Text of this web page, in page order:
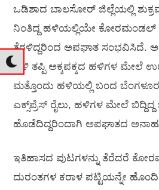
ಒಡಿಶಾದ ಬಾಲಸೋರ್ ಜಿಲ್ಲೆಯಲ್ಲಿ
ನಿಂತಿದ್ದ ಹಳಿಯಲ್ಲಿಯೇ ಕೋರಮಂಡಲ್
ತೆರಳಿದ್ದರಿಂದ ಅಪಘಾತ ಸಂಭವಿಸಿದೆ.
ಹಳಿ ತಪ್ಪಿ ಅಕ್ಕಪಕ್ಕದ ಹಳಿಗಳ ಮೇಲೆ
ಮತ್ತೊಂದು ಹಳಿಯಲ್ಲಿ ಬಂದ
ಎಕ್ಸ್‌ಪ್ರೆಸ್ ರೈಲು, ಹಳಿಗಳ ಮೇಲೆ
ಹೊಡೆದಿದ್ದರಿಂದಾಗಿ ಅಪಘಾತದ
ಇತಿಹಾಸದ ಪುಟಗಳನ್ನು ತೆರೆದರೆ
ದುರಂತಗಳ ಕರಾಳ ಪಟ್ಟಿಯನ್ನೇ